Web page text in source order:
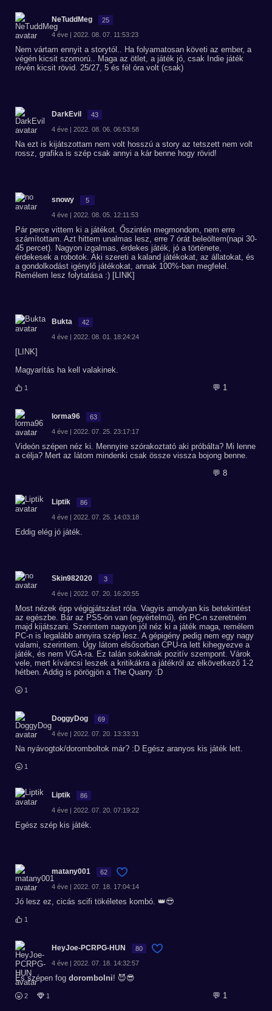
NeTuddMeg 25
4 éve | 2022. 08. 07. 11:53:23
Nem vártam ennyit a storytól.. Ha folyamatosan követi az ember, a
végén kicsit szomorú.. Maga az ötlet, a játék jó, csak Indie játék
révén kicsit rövid. 25/27, 5 és fél óra volt (csak)
DarkEvil 43
4 éve | 2022. 08. 06. 06:53:58
Na ezt is kijátszottam nem volt hosszú a story az tetszett nem volt
rossz, grafika is szép csak annyi a kár benne hogy rövid!
snowy 5
4 éve | 2022. 08. 05. 12:11:53
Pár perce vittem ki a játékot. Őszintén megmondom, nem erre
számítottam. Azt hittem unalmas lesz, erre 7 órát beleöltem(napi 30-
45 percet). Nagyon izgalmas, érdekes játék, jó a története,
érdekesek a robotok. Aki szereti a kaland játékokat, az állatokat, és
a gondolkodást igénylő játékokat, annak 100%-ban megfelel.
Remélem lesz folytatása :) [LINK]
Bukta 42
4 éve | 2022. 08. 01. 18:24:24
[LINK]
Magyarítás ha kell valakinek.
1 💬 1
lorma96 63
4 éve | 2022. 07. 25. 23:17:17
Videón szépen néz ki. Mennyire szórakoztató aki próbálta? Mi lenne
a célja? Mert az látom mindenki csak össze vissza bojong benne.
💬 8
Liptik 86
4 éve | 2022. 07. 25. 14:03:18
Eddig elég jó játék.
Skin982020 3
4 éve | 2022. 07. 20. 16:20:55
Most nézek épp végigjátszást róla. Vagyis amolyan kis betekintést
az egészbe. Bár az PS5-ön van (egyértelmű), én PC-n szeretném
majd kijátszani. Szerintem nagyon jól néz ki a játék maga, remélem
PC-n is legalább annyira szép lesz. A gépigény pedig nem egy nagy
valami, szerintem. Úgy látom elsősorban CPU-ra lett kihegyezve a
játék, és nem VGA-ra. Ez talán sokaknak pozitív szempont. Várok
vele, mert kíváncsi leszek a kritikákra a játékról az elkövetkező 1-2
hétben. Addig is pörögjön a The Quarry :D
1
DoggyDog 69
4 éve | 2022. 07. 20. 13:33:31
Na nyávogtok/doromboltok már? :D Egész aranyos kis játék lett.
1
Liptik 86
4 éve | 2022. 07. 20. 07:19:22
Egész szép kis játék.
matany001 62
4 éve | 2022. 07. 18. 17:04:14
Jó lesz ez, cicás scifi tökéletes kombó. 👑😎
1
HeyJoe-PCRPG-HUN 80
4 éve | 2022. 07. 18. 14:32:57
Es szépen fog dorombolni! 😈😎
2 1 💬 1